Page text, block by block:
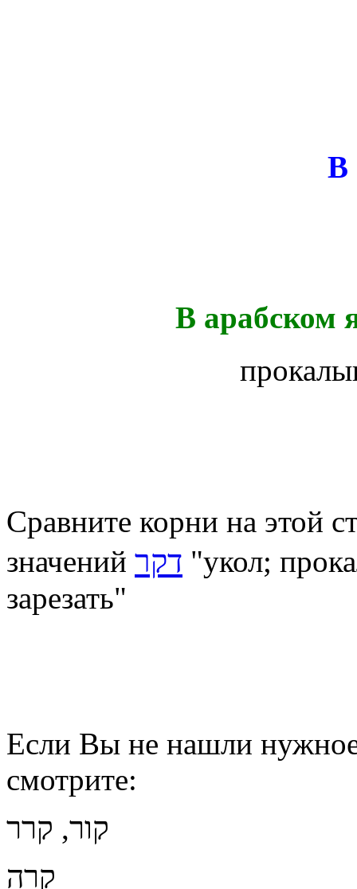
В
В арабском
Сравните корни на этой
значений דקר "укол;
зарезать"
Если Вы не нашли нужное
смотрите:
קור, קרר
קרה